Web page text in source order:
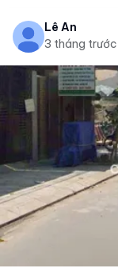
Lê Ân
3 tháng trước